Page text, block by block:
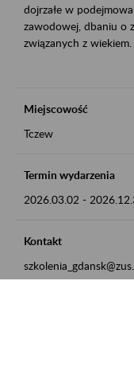
dojrzałe w
zawodowej, dbaniu o
związanych z wiekiem.
Miejscowość
Tczew
Termin wydarzenia
2026.03.02 -
Kontakt